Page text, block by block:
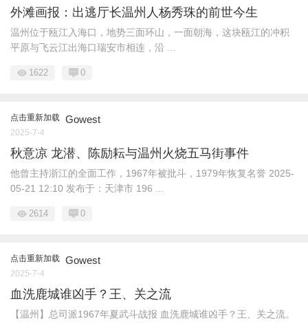
外滩画报：出逃厅长温州人杨秀珠的前世今生
温州位于瓯江入海口，地势三面环山，一面朝海，这块瓯江的冲积
平原与飞云江出海口瑞安市相连，沿 ...
1622 0
点击重新加载 Gowest
2025-7-4
秋意凉 龙潜、陈励耘与温州火烧五马街事件
他曾主持浙江的全面工作，1967年被批斗，1979年恢复名誉 2025-
05-21 12:10 发布于：天津市 196 ...
2614 0
点击重新加载 Gowest
2025-7-4
血洗鹿城谁凶手？王、关之流
【温州】总司派1967年夏武斗战报 血洗鹿城谁凶手？王、关之流。